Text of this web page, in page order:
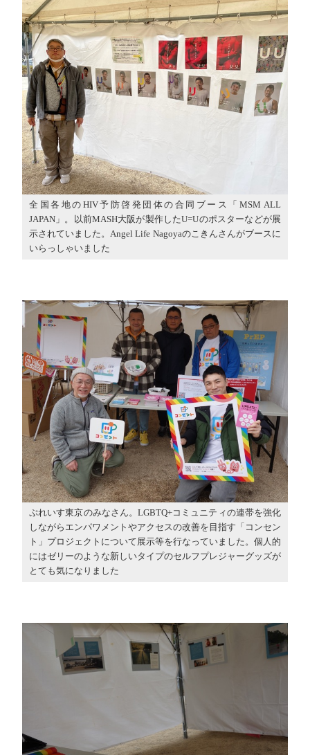
全国各地のHIV予防啓発団体の合同ブース「MSM ALL
JAPAN」。以前MASH大阪が製作したU=Uのポスターなどが展
示されていました。Angel Life Nagoyaのこきんさんがブースに
いらっしゃいました
ぷれいす東京のみなさん。LGBTQ+コミュニティの連帯を強化
しながらエンパワメントやアクセスの改善を目指す「コンセン
ト」プロジェクトについて展示等を行なっていました。個人的
にはゼリーのような新しいタイプのセルフプレジャーグッズが
とても気になりました